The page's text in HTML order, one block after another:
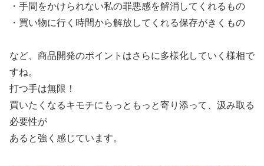
・手間をかけられない私の罪悪感を解消してくれるもの
・買い物に行く時間から解放してくれる保存がきくもの
など、商品開発のポイントはさらに多様化していく様相で
すね。
打つ手は無限！
買いたくなるキモチにもっともっと寄り添って、汲み取る
必要性が
あると強く感じています。